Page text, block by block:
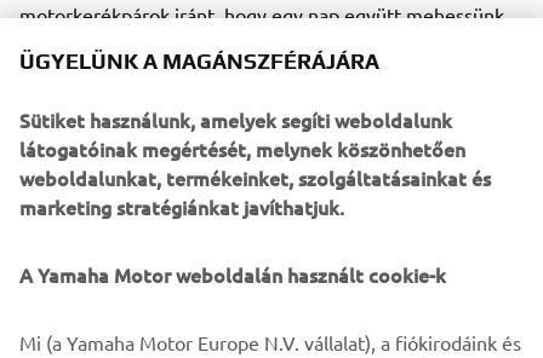
motorkerékpárok iránt, hogy egy nap együtt mehessünk
mindig, miközben fut ez a program.” Nishimori már
álma valóra válik. „De sikerült neki.”
©Yamaha Motor Europe N.V. / Yamaha Motor Co., Ltd.
kereskedelmi vagy nem kereskedelmi célokra nem
ÜGYELÜNK A MAGÁNSZFÉRÁJÁRA
Sütiket használunk, amelyek segíti weboldalunk
látogatóinak megértését, melynek köszönhetően
weboldalunkat, termékeinket, szolgáltatásainkat és
marketing stratégiánkat javíthatjuk.
A Yamaha Motor weboldalán használt cookie-k
Mi (a Yamaha Motor Europe N.V. vállalat), a fiókirodáink és